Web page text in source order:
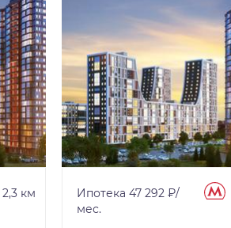
2,3 км
Ипотека 47 292 ₽/
мес.